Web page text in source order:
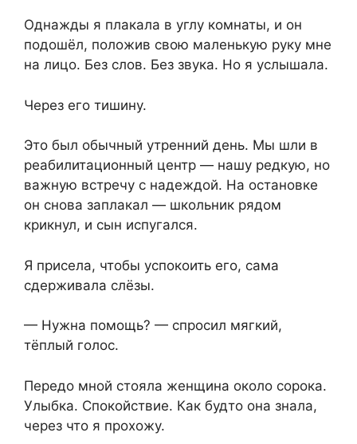
Однажды я плакала в углу комнаты, и он
подошёл, положив свою маленькую руку мне
на лицо. Без слов. Без звука. Но я услышала.
Через его тишину.
Это был обычный утренний день. Мы шли в
реабилитационный центр — нашу редкую, но
важную встречу с надеждой. На остановке
он снова заплакал — школьник рядом
крикнул, и сын испугался.
Я присела, чтобы успокоить его, сама
сдерживала слёзы.
— Нужна помощь? — спросил мягкий,
тёплый голос.
Передо мной стояла женщина около сорока.
Улыбка. Спокойствие. Как будто она знала,
через что я прохожу.